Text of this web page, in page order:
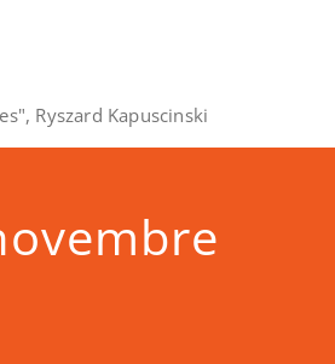
Ryszard Kapuscinski